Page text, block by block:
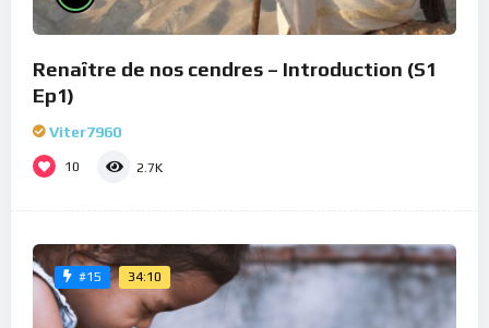
Renaître de nos cendres – Introduction (S1
Ep1)
Viter7960
10 2.7K
#15 34:10